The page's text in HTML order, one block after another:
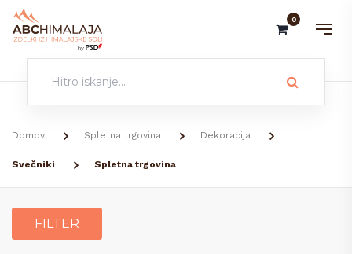
0
Išči:
Domov Spletna trgovina Dekoracija
Svečniki Spletna trgovina
FILTER